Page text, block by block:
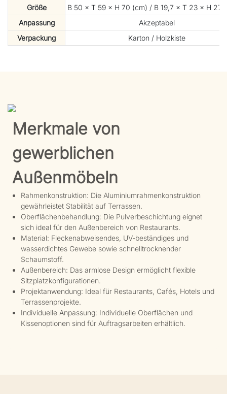
Größe
B 50 × T 59 × H 70 (cm) / B 19,7 × T 23 × H
Anpassung
Akzeptabel
Verpackung
Karton / Holzkiste
Merkmale von
gewerblichen
Außenmöbeln
Rahmenkonstruktion: Die Aluminiumrahmenkonstruktion
gewährleistet Stabilität auf Terrassen.
Oberflächenbehandlung: Die Pulverbeschichtung eignet
sich ideal für den Außenbereich von Restaurants.
Material: Fleckenabweisendes, UV-beständiges und
wasserdichtes Gewebe sowie schnelltrocknender
Schaumstoff.
Außenbereich: Das armlose Design ermöglicht flexible
Sitzplatzkonfigurationen.
Projektanwendung: Ideal für Restaurants, Cafés, Hotels und
Terrassenprojekte.
Individuelle Anpassung: Individuelle Oberflächen und
Kissenoptionen sind für Auftragsarbeiten erhältlich.